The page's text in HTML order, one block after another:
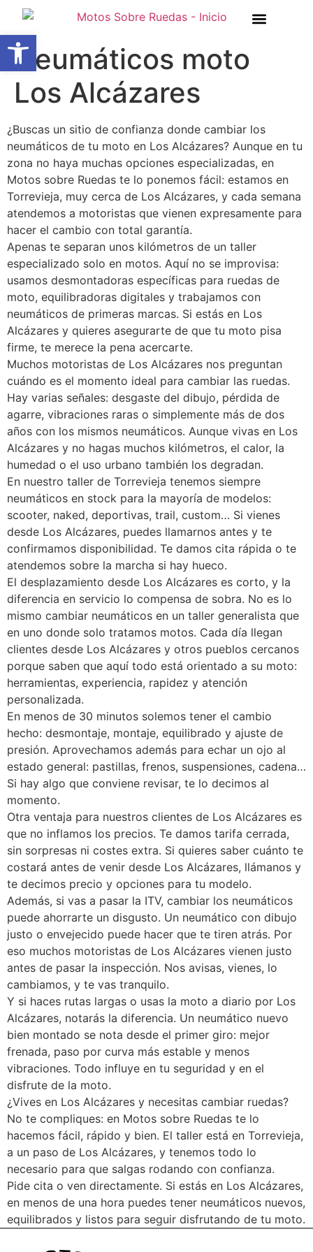
Abrir barra de herramientas
Neumáticos moto
Los Alcázares
¿Buscas un sitio de confianza donde cambiar los
neumáticos de tu moto en Los Alcázares? Aunque en tu
zona no haya muchas opciones especializadas, en
Motos sobre Ruedas te lo ponemos fácil: estamos en
Torrevieja, muy cerca de Los Alcázares, y cada semana
atendemos a motoristas que vienen expresamente para
hacer el cambio con total garantía.
Apenas te separan unos kilómetros de un taller
especializado solo en motos. Aquí no se improvisa:
usamos desmontadoras específicas para ruedas de
moto, equilibradoras digitales y trabajamos con
neumáticos de primeras marcas. Si estás en Los
Alcázares y quieres asegurarte de que tu moto pisa
firme, te merece la pena acercarte.
Muchos motoristas de Los Alcázares nos preguntan
cuándo es el momento ideal para cambiar las ruedas.
Hay varias señales: desgaste del dibujo, pérdida de
agarre, vibraciones raras o simplemente más de dos
años con los mismos neumáticos. Aunque vivas en Los
Alcázares y no hagas muchos kilómetros, el calor, la
humedad o el uso urbano también los degradan.
En nuestro taller de Torrevieja tenemos siempre
neumáticos en stock para la mayoría de modelos:
scooter, naked, deportivas, trail, custom… Si vienes
desde Los Alcázares, puedes llamarnos antes y te
confirmamos disponibilidad. Te damos cita rápida o te
atendemos sobre la marcha si hay hueco.
El desplazamiento desde Los Alcázares es corto, y la
diferencia en servicio lo compensa de sobra. No es lo
mismo cambiar neumáticos en un taller generalista que
en uno donde solo tratamos motos. Cada día llegan
clientes desde Los Alcázares y otros pueblos cercanos
porque saben que aquí todo está orientado a su moto:
herramientas, experiencia, rapidez y atención
personalizada.
En menos de 30 minutos solemos tener el cambio
hecho: desmontaje, montaje, equilibrado y ajuste de
presión. Aprovechamos además para echar un ojo al
estado general: pastillas, frenos, suspensiones, cadena…
Si hay algo que conviene revisar, te lo decimos al
momento.
Otra ventaja para nuestros clientes de Los Alcázares es
que no inflamos los precios. Te damos tarifa cerrada,
sin sorpresas ni costes extra. Si quieres saber cuánto te
costará antes de venir desde Los Alcázares, llámanos y
te decimos precio y opciones para tu modelo.
Además, si vas a pasar la ITV, cambiar los neumáticos
puede ahorrarte un disgusto. Un neumático con dibujo
justo o envejecido puede hacer que te tiren atrás. Por
eso muchos motoristas de Los Alcázares vienen justo
antes de pasar la inspección. Nos avisas, vienes, lo
cambiamos, y te vas tranquilo.
Y si haces rutas largas o usas la moto a diario por Los
Alcázares, notarás la diferencia. Un neumático nuevo
bien montado se nota desde el primer giro: mejor
frenada, paso por curva más estable y menos
vibraciones. Todo influye en tu seguridad y en el
disfrute de la moto.
¿Vives en Los Alcázares y necesitas cambiar ruedas?
No te compliques: en Motos sobre Ruedas te lo
hacemos fácil, rápido y bien. El taller está en Torrevieja,
a un paso de Los Alcázares, y tenemos todo lo
necesario para que salgas rodando con confianza.
Pide cita o ven directamente. Si estás en Los Alcázares,
en menos de una hora puedes tener neumáticos nuevos,
equilibrados y listos para seguir disfrutando de tu moto.